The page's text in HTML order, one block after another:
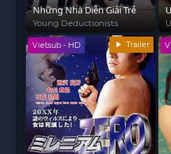
Những Nhà Diễn Giải Trẻ
Young Deductionists
Vietsub - HD Trailer